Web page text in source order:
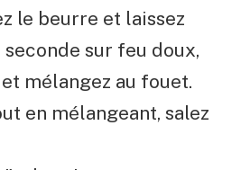
le beurre et laissez
sur feu doux,
mélangez au fouet.
en mélangeant, salez